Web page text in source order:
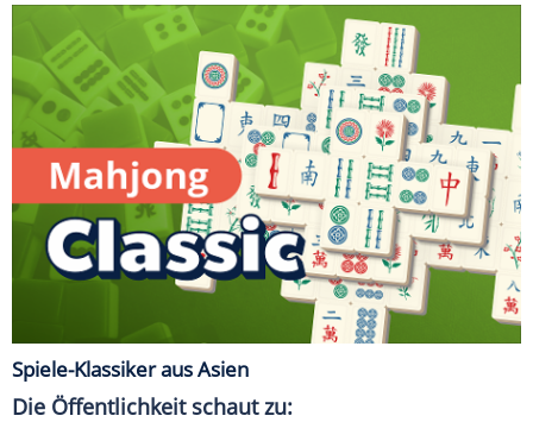
Spiele-Klassiker aus Asien
Die Öffentlichkeit schaut zu: